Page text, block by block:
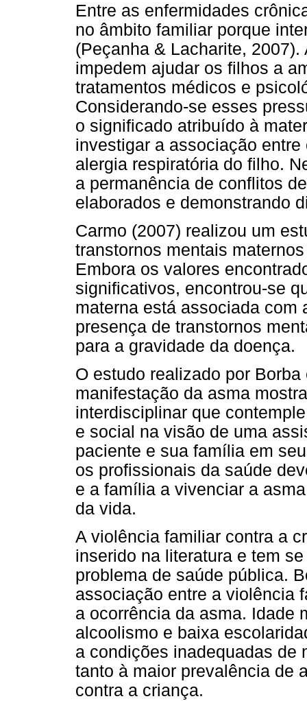
Entre as enfermidades
no âmbito familiar porque
(Peçanha & Lacharite,
impedem ajudar os filhos a
tratamentos médicos e
Considerando-se esses
o significado atribuído à
investigar a associação
alergia respiratória do filho.
a permanência de conflitos
elaborados e demonstrando
Carmo (2007) realizou um
transtornos mentais
Embora os valores
significativos, encontrou-se
materna está associada com
presença de transtornos
para a gravidade da doença.
O estudo realizado por
manifestação da asma
interdisciplinar que
e social na visão de uma
paciente e sua família em
os profissionais da saúde
e a família a vivenciar a
da vida.
A violência familiar contra a
inserido na literatura e tem
problema de saúde pública.
associação entre a violência
a ocorrência da asma. Idade
alcoolismo e baixa
a condições inadequadas de
tanto à maior prevalência de
contra a criança.